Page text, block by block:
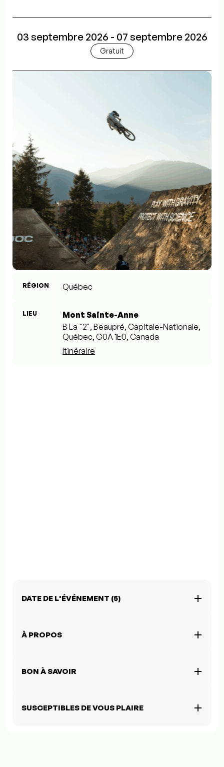
03 septembre 2026 - 07 septembre 2026
Gratuit
RÉGION Québec
LIEU
Mont Sainte-Anne
B La "2", Beaupré, Capitale-Nationale,
Québec, G0A 1E0, Canada
Itinéraire
DATE DE L'ÉVÉNEMENT (5)
À PROPOS
BON À SAVOIR
SUSCEPTIBLES DE VOUS PLAIRE